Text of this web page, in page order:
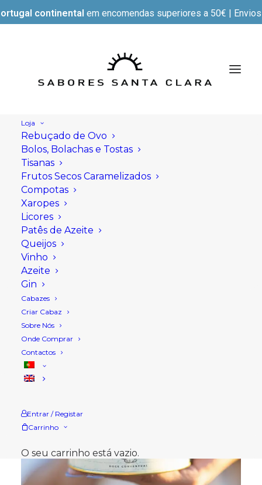
continental em encomendas superiores a 50€ |
Loja
Rebuçado de Ovo
Bolos, Bolachas e Tostas
Tisanas
Frutos Secos Caramelizados
Compotas
Xaropes
Licores
Patês de Azeite
Queijos
Vinho
Azeite
Gin
Cabazes
Criar Cabaz
Sobre Nós
Onde Comprar
Contactos
Entrar / Registar
Carrinho
O seu carrinho está vazio.